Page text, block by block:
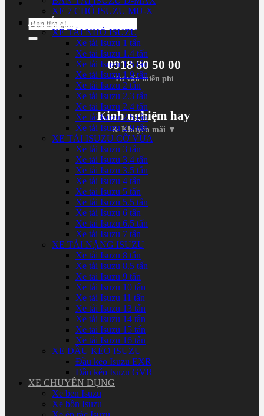
Tìm
kiếm:
0918 80 50 00
Tư vấn miễn phí
Kinh nghiệm hay
& Khuyến mãi ▼
XE 7 CHỖ ISUZU MU-X
XE TẢI ISUZU
XE TẢI NHỎ ISUZU
Xe tải Isuzu 1 tấn
Xe tải Isuzu 1.4 tấn
Xe tải Isuzu 1.5 tấn
Xe tải Isuzu 1.9 tấn
Xe tải Isuzu 2 tấn
Xe tải Isuzu 2.3 tấn
Xe tải Isuzu 2.4 tấn
Xe tải Isuzu 2.5 tấn
Xe tải Isuzu 2.9 tấn
XE TẢI ISUZU CỠ VỪA
Xe tải Isuzu 3 tấn
Xe tải Isuzu 3.4 tấn
Xe tải Isuzu 3.5 tấn
Xe tải Isuzu 4 tấn
Xe tải Isuzu 5 tấn
Xe tải Isuzu 5.5 tấn
Xe tải Isuzu 6 tấn
Xe tải Isuzu 6.5 tấn
Xe tải Isuzu 7 tấn
XE TẢI NẶNG ISUZU
Xe tải Isuzu 8 tấn
Xe tải Isuzu 8.5 tấn
Xe tải Isuzu 9 tấn
Xe tải Isuzu 10 tấn
Xe tải Isuzu 11 tấn
Xe tải Isuzu 13 tấn
Xe tải Isuzu 14 tấn
Xe tải Isuzu 15 tấn
Xe tải Isuzu 16 tấn
XE ĐẦU KÉO ISUZU
Đầu kéo Isuzu EXR
Đầu kéo Isuzu GVR
XE CHUYÊN DỤNG
Xe ben Isuzu
Xe bồn Isuzu